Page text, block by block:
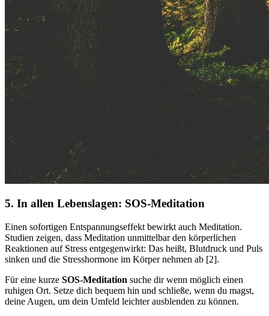
5. In allen Lebenslagen: SOS-Meditation
Einen sofortigen Entspannungseffekt bewirkt auch Meditation.
Studien zeigen, dass Meditation unmittelbar den körperlichen
Reaktionen auf Stress entgegenwirkt: Das heißt, Blutdruck und Puls
sinken und die Stresshormone im Körper nehmen ab [2].
Für eine kurze SOS-Meditation suche dir wenn möglich einen
ruhigen Ort. Setze dich bequem hin und schließe, wenn du magst,
deine Augen, um dein Umfeld leichter ausblenden zu können.